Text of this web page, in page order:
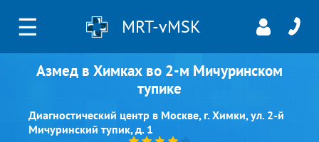
☰ MRT-vMSK
Азмед в Химках во 2-м Мичуринском
тупике
Диагностический центр в Москве, г. Химки, ул. 2-й
Мичуринский тупик, д. 1